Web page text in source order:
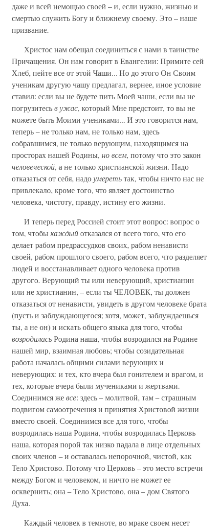
даже и всей немощью своей – и, если нужно, жизнью и
смертью служить Богу и ближнему своему. Это – наше
призвание.
Христос нам обещал соединиться с нами в таинстве
Причащения. Он нам говорит в Евангелии: Примите сей
Хлеб, пейте все от этой Чаши... Но до этого Он Своим
ученикам другую чашу предлагал, вернее, иное условие
ставил: если вы не будете пить Моей чаши, если вы не
погрузитесьв ужас, который Мне предстоит, то вы не
можете быть Моими учениками... И это говорится нам,
теперь – не только нам, не только нам, здесь
собравшимся, не только верующим, находящимся на
просторах нашей Родины, но всем, потому что это закон
человеческой, а не только христианской жизни. Надо
отказаться от себя, надоумеретьтак, чтобы ничто нас не
привлекало, кроме того, что являет достоинство
человека, чистоту, правду, истину его жизни.
И теперь перед Россией стоит этот вопрос: вопрос о
том, чтобыкаждыйотказался от всего того, что его
делает рабом предрассудков своих, рабом ненависти
своей, рабом прошлого своего, рабом всего, что разделяет
людей и восстанавливает одного человека против
другого. Верующий ты или неверующий, христианин
или не христианин, – если ты ЧЕЛОВЕК, ты должен
отказаться от ненависти, увидеть в другом человеке брата
(пусть и заблуждающегося; хотя, может, заблуждаешься
ты, а не он) и искать общего языка для того, чтобы
возродиласьРодина наша, чтобы возродился на Родине
нашей мир, взаимная любовь; чтобы созидательная
работа началась общими силами верующих и
неверующих: и тех, кто вчера был гонителем и врагом, и
тех, которые вчера были мучениками и жертвами.
Соединимся жевсе: здесь – молитвой, там – страшным
подвигом самоотречения и принятия Христовой жизни
вместо своей. Соединимся все для того, чтобы
возродилась наша Родина, чтобы возродилась Церковь
наша, которая порой так низко падала в лице отдельных
своих членов – и оставалась непорочной, чистой, как
Тело Христово. Потому что Церковь – это место встречи
между Богом и человеком, и ничто не может ее
осквернить; она – Тело Христово, она – дом Святого
Духа.
Каждый человек в темноте, во мраке своем несет